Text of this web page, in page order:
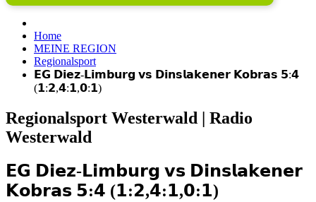
Home
MEINE REGION
Regionalsport
𝗘𝗚 𝗗𝗶𝗲𝘇-𝗟𝗶𝗺𝗯𝘂𝗿𝗴 𝘃𝘀 𝗗𝗶𝗻𝘀𝗹𝗮𝗸𝗲𝗻𝗲𝗿 𝗞𝗼𝗯𝗿𝗮𝘀 𝟱:𝟰
(𝟭:𝟮,𝟰:𝟭,𝟬:𝟭)
Regionalsport Westerwald | Radio
Westerwald
𝗘𝗚 𝗗𝗶𝗲𝘇-𝗟𝗶𝗺𝗯𝘂𝗿𝗴 𝘃𝘀 𝗗𝗶𝗻𝘀𝗹𝗮𝗸𝗲𝗻𝗲𝗿
𝗞𝗼𝗯𝗿𝗮𝘀 𝟱:𝟰 (𝟭:𝟮,𝟰:𝟭,𝟬:𝟭)